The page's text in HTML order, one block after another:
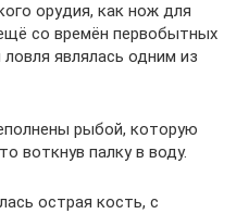
орудия, как нож для
со времён первобытных
являлась одним из
рыбой, которую
воткнув палку в воду.
острая кость, с